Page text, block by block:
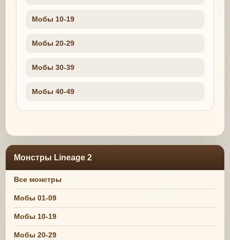
Мобы 10-19
Мобы 20-29
Мобы 30-39
Мобы 40-49
Монстры Lineage 2
Все монстры
Мобы 01-09
Мобы 10-19
Мобы 20-29